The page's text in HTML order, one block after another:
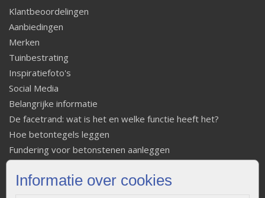
Informatie over cookies
Klantbeoordelingen
Aanbiedingen
Merken
Tuinbestrating
Inspiratiefoto's
Social Media
Belangrijke informatie
De facetrand: wat is het en welke functie heeft het?
Hoe betontegels leggen
Fundering voor betonstenen aanleggen
Strakke tuin inrichten